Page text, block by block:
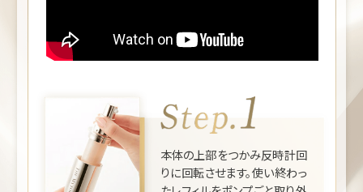
本体の上部をつかみ反時計回
りに回転させます。使い終わっ